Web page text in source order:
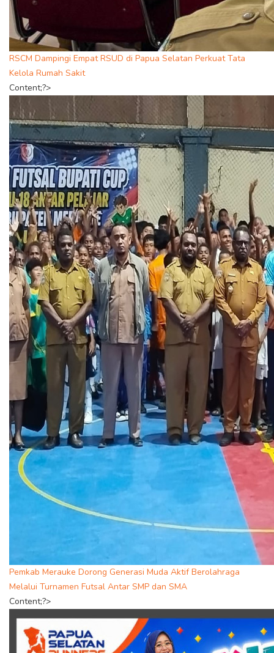
RSCM Dampingi Empat RSUD di Papua Selatan Perkuat Tata
Kelola Rumah Sakit
Content;?>
Pemkab Merauke Dorong Generasi Muda Aktif Berolahraga
Melalui Turnamen Futsal Antar SMP dan SMA
Content;?>